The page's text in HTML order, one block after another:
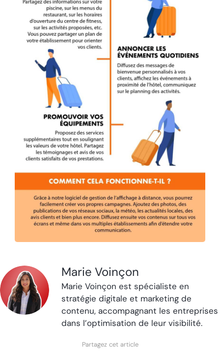
Marie Voinçon
Marie Voinçon est spécialiste en
stratégie digitale et marketing de
contenu, accompagnant les entreprises
dans l’optimisation de leur visibilité.
Partagez cet article